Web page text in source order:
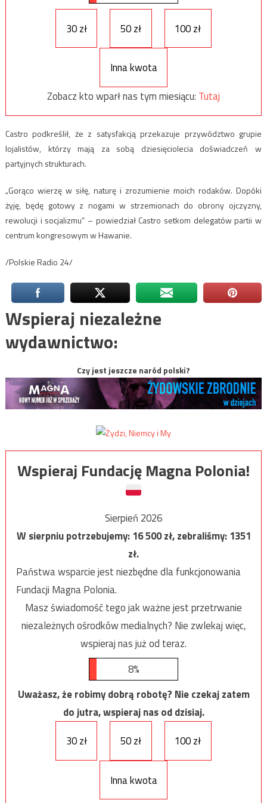
30 zł 50 zł 100 zł
Inna kwota
Zobacz kto wparł nas tym miesiącu: Tutaj
Castro podkreślił, że z satysfakcją przekazuje przywództwo grupie
lojalistów, którzy mają za sobą dziesięciolecia doświadczeń w
partyjnych strukturach.
„Gorąco wierzę w siłę, naturę i zrozumienie moich rodaków. Dopóki
żyję, będę gotowy z nogami w strzemionach do obrony ojczyzny,
rewolucji i socjalizmu” – powiedział Castro setkom delegatów partii w
centrum kongresowym w Hawanie.
/Polskie Radio 24/
Wspieraj niezależne
wydawnictwo:
Czy jest jeszcze naród polski?
Wspieraj Fundację Magna Polonia!
Sierpień 2026
W sierpniu potrzebujemy:16 500zł, zebraliśmy:1351
zł.
Państwa wsparcie jest niezbędne dla funkcjonowania
Fundacji Magna Polonia.
Masz świadomość tego jak ważne jest przetrwanie
niezależnych ośrodków medialnych? Nie zwlekaj więc,
wspieraj nas już od teraz.
8%
Uważasz, że robimy dobrą robotę? Nie czekaj zatem
do jutra, wspieraj nas od dzisiaj.
30 zł
50 zł 100 zł
Inna kwota